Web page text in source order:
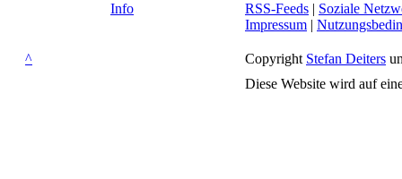
Info
RSS-Feeds | Soziale
Impressum |
^ Copyright Stefan Deiters
Diese Website wird auf